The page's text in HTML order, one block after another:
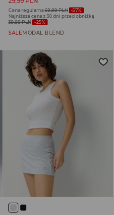
Cena regularna69,99 PLN -57%
Najniższa cena z 30 dni przed obniżką
39,99 PLN -25%
SALE MODAL BLEND